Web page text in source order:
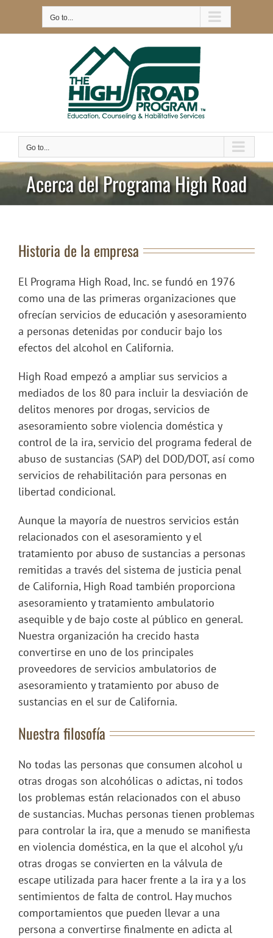
Go to...
Go to...
Acerca del Programa High Road
Historia de la empresa
El Programa High Road, Inc. se fundó en 1976
como una de las primeras organizaciones que
ofrecían servicios de educación y asesoramiento
a personas detenidas por conducir bajo los
efectos del alcohol en California.
High Road empezó a ampliar sus servicios a
mediados de los 80 para incluir la desviación de
delitos menores por drogas, servicios de
asesoramiento sobre violencia doméstica y
control de la ira, servicio del programa federal de
abuso de sustancias (SAP) del DOD/DOT, así como
servicios de rehabilitación para personas en
libertad condicional.
Aunque la mayoría de nuestros servicios están
relacionados con el asesoramiento y el
tratamiento por abuso de sustancias a personas
remitidas a través del sistema de justicia penal
de California, High Road también proporciona
asesoramiento y tratamiento ambulatorio
asequible y de bajo coste al público en general.
Nuestra organización ha crecido hasta
convertirse en uno de los principales
proveedores de servicios ambulatorios de
asesoramiento y tratamiento por abuso de
sustancias en el sur de California.
Nuestra filosofía
No todas las personas que consumen alcohol u
otras drogas son alcohólicas o adictas, ni todos
los problemas están relacionados con el abuso
de sustancias. Muchas personas tienen problemas
para controlar la ira, que a menudo se manifiesta
en violencia doméstica, en la que el alcohol y/u
otras drogas se convierten en la válvula de
escape utilizada para hacer frente a la ira y a los
sentimientos de falta de control. Hay muchos
comportamientos que pueden llevar a una
persona a convertirse finalmente en adicta al